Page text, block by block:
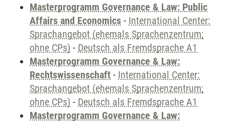
Masterprogramm Governance & Law: Public
Affairs and Economics - International Center:
Sprachangebot (ehemals Sprachenzentrum;
ohne CPs) - Deutsch als Fremdsprache A1
Masterprogramm Governance & Law:
Rechtswissenschaft - International Center:
Sprachangebot (ehemals Sprachenzentrum;
ohne CPs) - Deutsch als Fremdsprache A1
Masterprogramm Governance & Law: